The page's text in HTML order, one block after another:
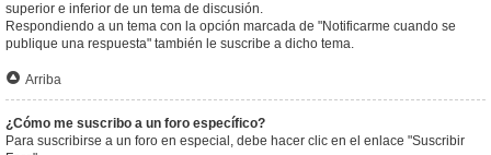
superior e inferior de un tema de discusión.
Respondiendo a un tema con la opción marcada de "Notificarme cuando se
publique una respuesta" también le suscribe a dicho tema.
Arriba
¿Cómo me suscribo a un foro específico?
Para suscribirse a un foro en especial, debe hacer clic en el enlace "Suscribir